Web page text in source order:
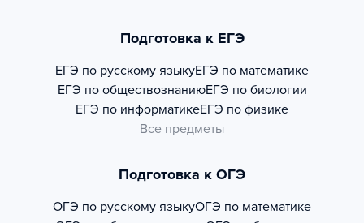
Подготовка к ЕГЭ
ЕГЭ по русскому языкуЕГЭ по математике
ЕГЭ по обществознаниюЕГЭ по биологии
ЕГЭ по информатикеЕГЭ по физике
Все предметы
Подготовка к ОГЭ
ОГЭ по русскому языкуОГЭ по математике